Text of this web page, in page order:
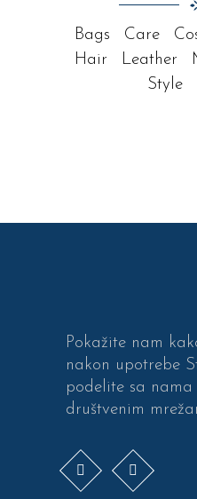
Bags Care
Hair
Leather
Style
Pokažite nam
nakon upotrebe
podelite sa nama
društvenim